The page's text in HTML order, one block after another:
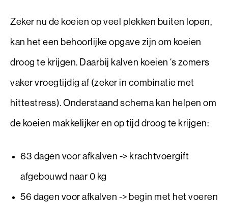
Zeker nu de koeien op veel plekken buiten lopen,
kan het een behoorlijke opgave zijn om koeien
droog te krijgen. Daarbij kalven koeien ‘s zomers
vaker vroegtijdig af (zeker in combinatie met
hittestress). Onderstaand schema kan helpen om
de koeien makkelijker en op tijd droog te krijgen:
63 dagen voor afkalven -> krachtvoergift
afgebouwd naar 0 kg
56 dagen voor afkalven -> begin met het voeren